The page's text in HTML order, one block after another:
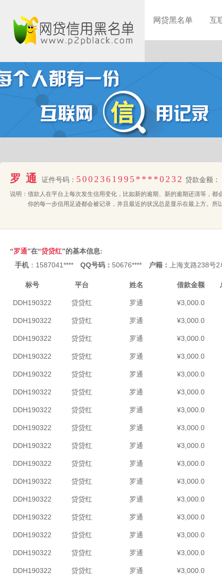
网贷黑名单 互
罗通 证件号码： 5002361995****0232 贷款金额：
说明： 借款人在平台上每次发生信用变化，比如新的逾期、新的逾期还清等，都
你的每一步信用足迹都会被记录，并且最近的状况总是显示在最上方。
“罗通”在“贷贷红”的基本信息:
手机：1587041**** QQ号码： 50676**** 户籍： 上海支路238号
标号 平台 姓名 借款金额
DDH190322 贷贷红 罗通 ¥3,000.0
DDH190322 贷贷红 罗通 ¥3,000.0
DDH190322 贷贷红 罗通 ¥3,000.0
DDH190322 贷贷红 罗通 ¥3,000.0
DDH190322 贷贷红 罗通 ¥3,000.0
DDH190322 贷贷红 罗通 ¥3,000.0
DDH190322 贷贷红 罗通 ¥3,000.0
DDH190322 贷贷红 罗通 ¥3,000.0
DDH190322 贷贷红 罗通 ¥3,000.0
DDH190322 贷贷红 罗通 ¥3,000.0
DDH190322 贷贷红 罗通 ¥3,000.0
DDH190322 贷贷红 罗通 ¥3,000.0
DDH190322 贷贷红 罗通 ¥3,000.0
DDH190322 贷贷红 罗通 ¥3,000.0
DDH190322 贷贷红 罗通 ¥3,000.0
DDH190322 贷贷红 罗通 ¥3,000.0